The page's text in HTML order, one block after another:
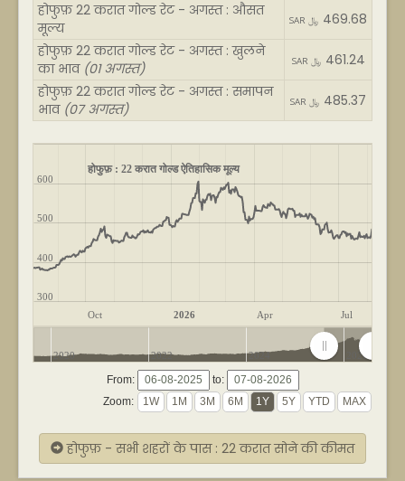
होफुफ़ 22 करात गोल्ड रेट - अगस्त : औसत
मूल्य
SAR ﷼ 469.68
होफुफ़ 22 करात गोल्ड रेट - अगस्त : खुलने
का भाव (01 अगस्त) SAR ﷼ 461.24
होफुफ़ 22 करात गोल्ड रेट - अगस्त : समापन
भाव (07 अगस्त) SAR ﷼ 485.37
होफुफ़ : 22 करात गोल्ड ऐतिहासिक मूल्य
Oct 2026 Apr Jul
300
400
500
600
2020 2022 2024 2026
From:
to:
Zoom:
होफुफ़ - सभी शहरों के पास : 22 करात सोने की कीमत